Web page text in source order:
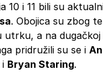
10 i 11 bili su
. Obojica su zbog
a na
pridružili su se i
i Bryan Staring.